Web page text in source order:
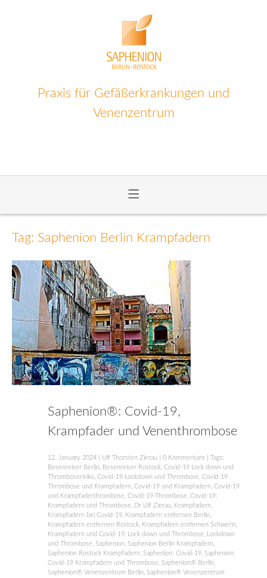
Praxis für Gefäßerkrankungen und
Venenzentrum
≡
Inhalt
Tag: Saphenion Berlin Krampfadern
Saphenion®: Covid-19,
Krampfader und Venenthrombose
12. January 2024 Ulf Thorsten Zierau 0 Kommentare | Tags:
Besenreiser Berlin
Besenreiser Rostock Covid-19 Lock down und
Thromboserisiko Covid-19 Lockdown und Thrombose Covid-19
Thrombose und Krampfadern Covid-19 und Krampfadern Covid-19
und Krampfaderthrombose Covid-19-Thrombose Covid-19:
Krampfadern und Thrombose
Dr.Ulf Zierau Krampfadern
Krampfadern bei Covid-19
Krampfadern entfernen Berlin
Krampfadern entfernen Rostock
Krampfadern entfernen Schwerin
Krampfadern und Covid-19
Lock down und Thrombose
Lockdown
und Thrombose
Saphenion Saphenion Berlin Krampfadern
Saphenion Rostock Krampfadern Saphenion: Covid-19 Saphenion:
Covid-19 Krampfadern und Thrombose
Saphenion® Berlin
Saphenion® Venenzentrum Berlin Saphenion® Venenzentrum